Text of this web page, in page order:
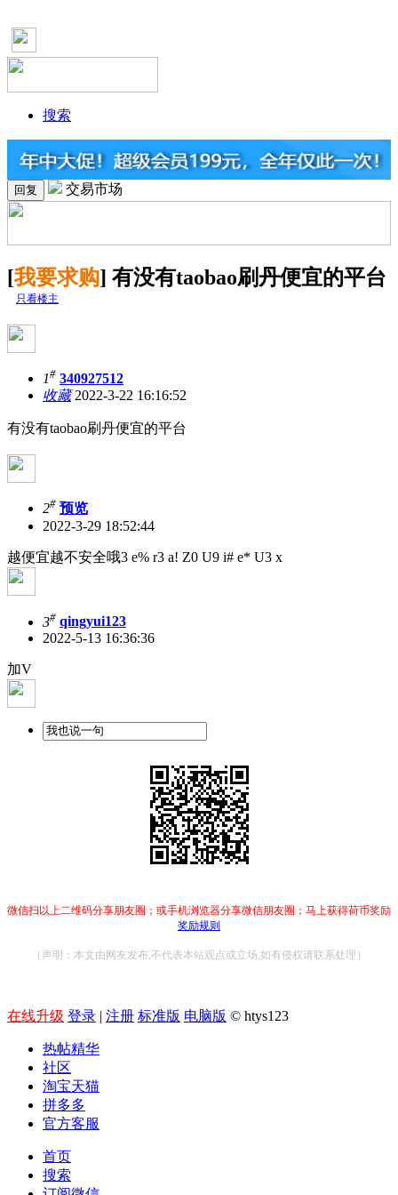
搜索
回复 交易市场
[我要求购] 有没有taobao刷丹便宜的平台
只看楼主
1# 340927512
收藏2022-3-22 16:16:52
有没有taobao刷丹便宜的平台
2# 预览
2022-3-29 18:52:44
越便宜越不安全哦3 e% r3 a! Z0 U9 i# e* U3 x
3# qingyui123
2022-5-13 16:36:36
加V
微信扫以上二维码分享朋友圈；或手机浏览器分享微信朋友圈；马上获得荷币奖励
奖励规则
（声明：本文由网友发布,不代表本站观点或立场,如有侵权请联系处理）
在线升级 登录 | 注册 标准版 电脑版 © htys123
热帖精华
社区
淘宝天猫
拼多多
官方客服
首页
搜索